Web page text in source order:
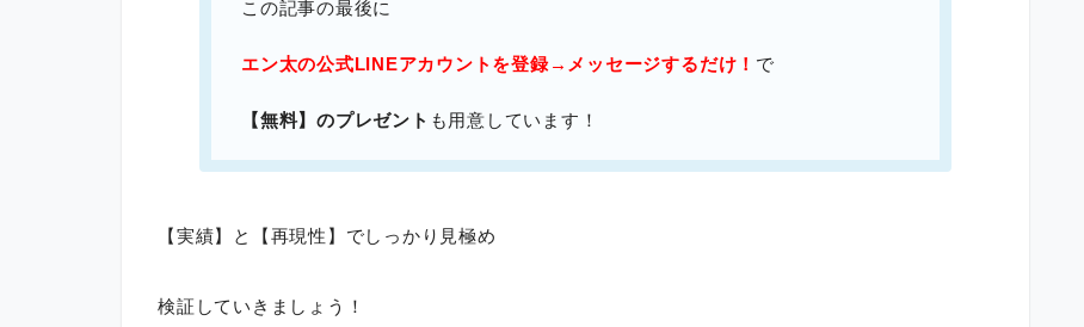
この記事の最後に
エン太の公式LINEアカウントを登録→メッセージするだけ！ で
【無料】のプレゼント も用意しています！
【実績】と【再現性】でしっかり見極め
検証していきましょう！